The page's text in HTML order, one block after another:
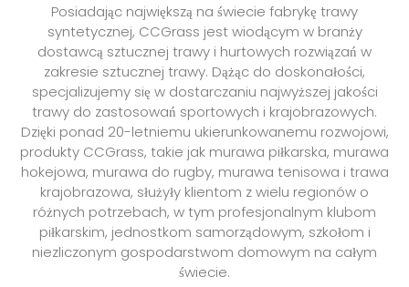
Posiadając największą na świecie fabrykę trawy
syntetycznej, CCGrass jest wiodącym w branży
dostawcą sztucznej trawy i hurtowych rozwiązań w
zakresie sztucznej trawy. Dążąc do doskonałości,
specjalizujemy się w dostarczaniu najwyższej jakości
trawy do zastosowań sportowych i krajobrazowych.
Dzięki ponad 20-letniemu ukierunkowanemu rozwojowi,
produkty CCGrass, takie jak murawa piłkarska, murawa
hokejowa, murawa do rugby, murawa tenisowa i trawa
krajobrazowa, służyły klientom z wielu regionów o
różnych potrzebach, w tym profesjonalnym klubom
piłkarskim, jednostkom samorządowym, szkołom i
niezliczonym gospodarstwom domowym na całym
świecie.